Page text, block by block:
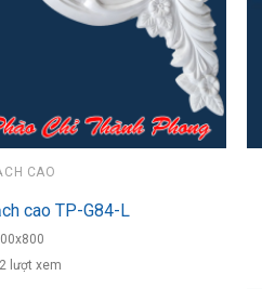
CAO
cao TP-G84-L
lượt xem